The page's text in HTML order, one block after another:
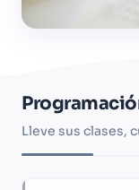
Lleve sus clases,